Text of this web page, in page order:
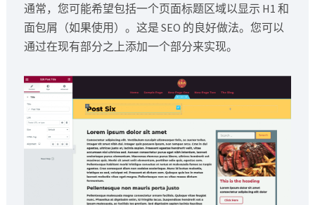
通常，您可能希望包括一个页面标题区域以显示 H1 和
面包屑（如果使用）。这是 SEO 的良好做法。您可以
通过在现有部分之上添加一个部分来实现。